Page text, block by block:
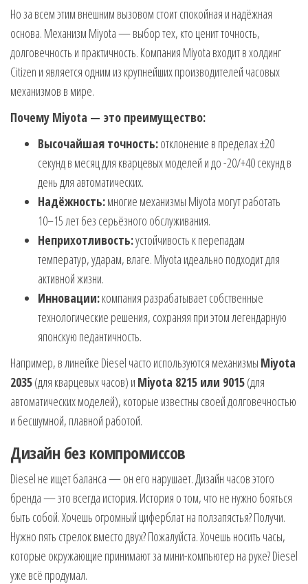
Но за всем этим внешним вызовом стоит спокойная и надёжная
основа. Механизм Miyota — выбор тех, кто ценит точность,
долговечность и практичность. Компания Miyota входит в холдинг
Citizen и является одним из крупнейших производителей часовых
механизмов в мире.
Почему Miyota — это преимущество:
Высочайшая точность:отклонение в пределах ±20
секунд в месяц для кварцевых моделей и до -20/+40 секунд в
день для автоматических.
Надёжность:многие механизмы Miyota могут работать
10–15 лет без серьёзного обслуживания.
Неприхотливость:устойчивость к перепадам
температур, ударам, влаге. Miyota идеально подходит для
активной жизни.
Инновации:компания разрабатывает собственные
технологические решения, сохраняя при этом легендарную
японскую педантичность.
Например, в линейке Diesel часто используются механизмы Miyota
2035(для кварцевых часов) и Miyota 8215 или 9015(для
автоматических моделей), которые известны своей долговечностью
и бесшумной, плавной работой.
Дизайн без компромиссов
Diesel не ищет баланса — он его нарушает. Дизайн часов этого
бренда — это всегда история. История о том, что не нужно бояться
быть собой. Хочешь огромный циферблат на ползапястья? Получи.
Нужно пять стрелок вместо двух? Пожалуйста. Хочешь носить часы,
которые окружающие принимают за мини-компьютер на руке? Diesel
уже всё продумал.